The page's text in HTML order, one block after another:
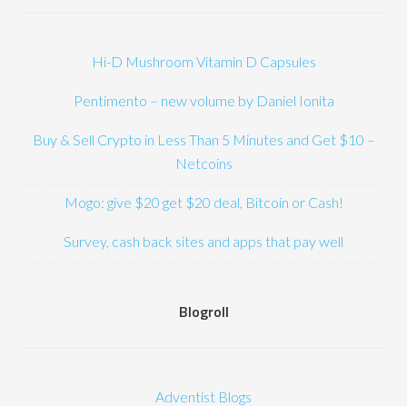
Hi-D Mushroom Vitamin D Capsules
Pentimento – new volume by Daniel Ionita
Buy & Sell Crypto in Less Than 5 Minutes and Get $10 –
Netcoins
Mogo: give $20 get $20 deal, Bitcoin or Cash!
Survey, cash back sites and apps that pay well
Blogroll
Adventist Blogs